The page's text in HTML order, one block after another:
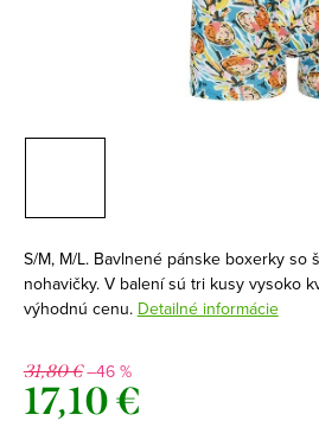
S/M, M/L. Bavlnené pánske boxerky so
nohavičky. V balení sú tri kusy vysoko
výhodnú cenu. Detailné informácie
31,80 €–46 %
17,10 €